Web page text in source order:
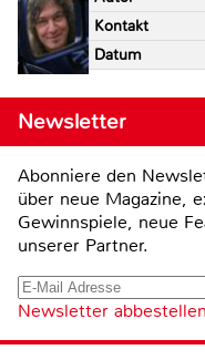
Kontakt
Datum
Newsletter
Abonniere den
über neue Magazine,
Gewinnspiele, neue
unserer Partner.
Newsletter abbestellen